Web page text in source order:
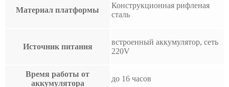
Материал платформы
Конструкционная рифленая
сталь
Источник питания
встроенный аккумулятор, сеть
220V
Время работы от
аккумулятора
до 16 часов